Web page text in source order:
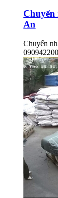
An
Chuyển